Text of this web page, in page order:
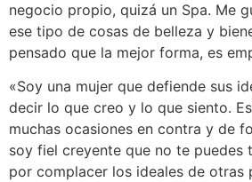
negocio propio, quizá un Spa. Me
ese tipo de cosas de belleza y
pensado que la mejor forma, es
«Soy una mujer que defiende sus
decir lo que creo y lo que siento.
muchas ocasiones en contra y de
soy fiel creyente que no te puedes
por complacer los ideales de otras